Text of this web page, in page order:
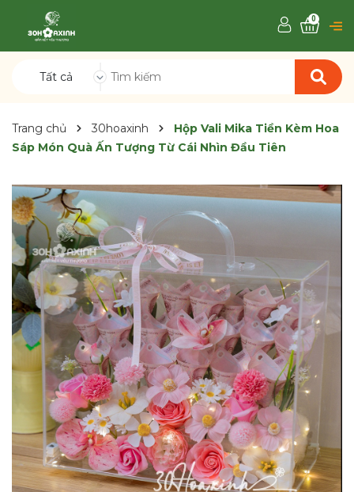
Tất cả
0
Trang chủ 30hoaxinh
Hộp Vali Mika Tiền Kèm Hoa
Sáp Món Quà Ấn Tượng Từ Cái Nhìn Đầu Tiên